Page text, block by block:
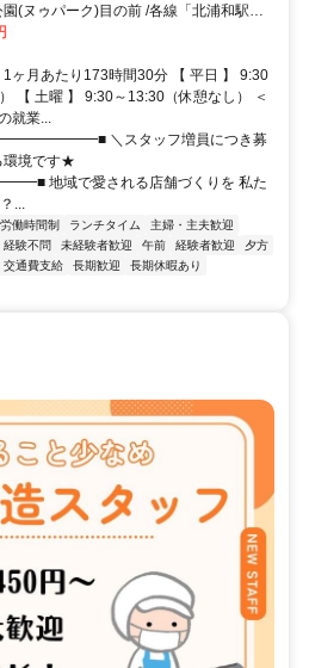
(ヌゥパーク)目の前 /各線「北浦和駅」
央公園」下車徒歩1分 /各線「浦和駅」
中尾北」下車徒歩4分 /各線「大宮駅」
中央公園」下車徒歩1分 /各線「さいた
バス停「三室中央公園」下車徒歩1分
ヶ月あたり173時間30分 【 平日 】 9:30
【 土曜 】 9:30～13:30（休憩なし） ＜
就業...
＼スタッフ増員につき募
環境です★
域で愛される店舗づくりを 私た
...
働時間制 ランチタイム
主婦・主夫歓迎
経験不問 未経験者歓迎 午前 経験者歓迎
夕方
交通費支給 長期歓迎
長期休暇あり